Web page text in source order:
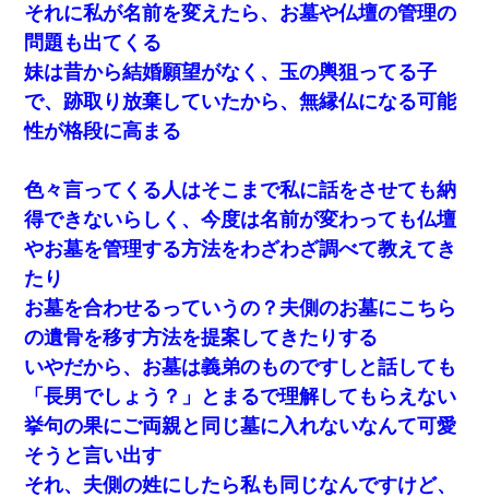
それに私が名前を変えたら、お墓や仏壇の管理の
問題も出てくる
妹は昔から結婚願望がなく、玉の輿狙ってる子
で、跡取り放棄していたから、無縁仏になる可能
性が格段に高まる
色々言ってくる人はそこまで私に話をさせても納
得できないらしく、今度は名前が変わっても仏壇
やお墓を管理する方法をわざわざ調べて教えてき
たり
お墓を合わせるっていうの？夫側のお墓にこちら
の遺骨を移す方法を提案してきたりする
いやだから、お墓は義弟のものですしと話しても
「長男でしょう？」とまるで理解してもらえない
挙句の果にご両親と同じ墓に入れないなんて可愛
そうと言い出す
それ、夫側の姓にしたら私も同じなんですけど、